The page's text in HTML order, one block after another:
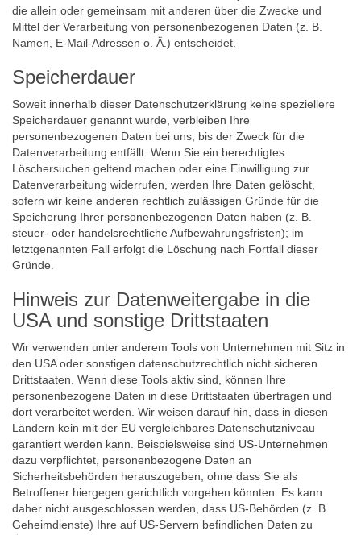
die allein oder gemeinsam mit anderen über die Zwecke und
Mittel der Verarbeitung von personenbezogenen Daten (z. B.
Namen, E-Mail-Adressen o. Ä.) entscheidet.
Speicherdauer
Soweit innerhalb dieser Datenschutzerklärung keine speziellere
Speicherdauer genannt wurde, verbleiben Ihre
personenbezogenen Daten bei uns, bis der Zweck für die
Datenverarbeitung entfällt. Wenn Sie ein berechtigtes
Löschersuchen geltend machen oder eine Einwilligung zur
Datenverarbeitung widerrufen, werden Ihre Daten gelöscht,
sofern wir keine anderen rechtlich zulässigen Gründe für die
Speicherung Ihrer personenbezogenen Daten haben (z. B.
steuer- oder handelsrechtliche Aufbewahrungsfristen); im
letztgenannten Fall erfolgt die Löschung nach Fortfall dieser
Gründe.
Hinweis zur Datenweitergabe in die
USA und sonstige Drittstaaten
Wir verwenden unter anderem Tools von Unternehmen mit Sitz in
den USA oder sonstigen datenschutzrechtlich nicht sicheren
Drittstaaten. Wenn diese Tools aktiv sind, können Ihre
personenbezogene Daten in diese Drittstaaten übertragen und
dort verarbeitet werden. Wir weisen darauf hin, dass in diesen
Ländern kein mit der EU vergleichbares Datenschutzniveau
garantiert werden kann. Beispielsweise sind US-Unternehmen
dazu verpflichtet, personenbezogene Daten an
Sicherheitsbehörden herauszugeben, ohne dass Sie als
Betroffener hiergegen gerichtlich vorgehen könnten. Es kann
daher nicht ausgeschlossen werden, dass US-Behörden (z. B.
Geheimdienste) Ihre auf US-Servern befindlichen Daten zu